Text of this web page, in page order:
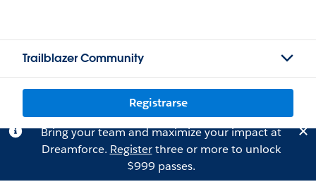
Trailblazer Community
Registrarse
Bring your team and maximize your impact at
Dreamforce. Registerthree or more to unlock
$999 passes.